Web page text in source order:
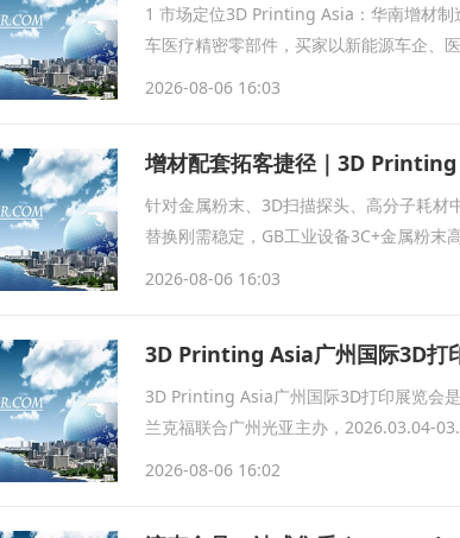
1 市场定位3D Printing Asia：华南增材制
车医疗精密零部件，买家以新能源车企、
2026-08-06 16:03
增材配套拓客捷径｜3D
针对金属粉末、3D扫描探头、高分子耗材
替换刚需稳定，GB工业设备3C+金属粉末
2026-08-06 16:03
3D Printing Asia广州国际3D打
3D Printing Asia广州国际3D打印展览会
兰克福联合广州光亚主办，2026.03.04-
2026-08-06 16:02